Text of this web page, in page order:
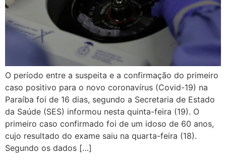
O período entre a suspeita e a confirmação do primeiro
caso positivo para o novo coronavírus (Covid-19) na
Paraíba foi de 16 dias, segundo a Secretaria de Estado
da Saúde (SES) informou nesta quinta-feira (19). O
primeiro caso confirmado foi de um idoso de 60 anos,
cujo resultado do exame saiu na quarta-feira (18).
Segundo os dados […]